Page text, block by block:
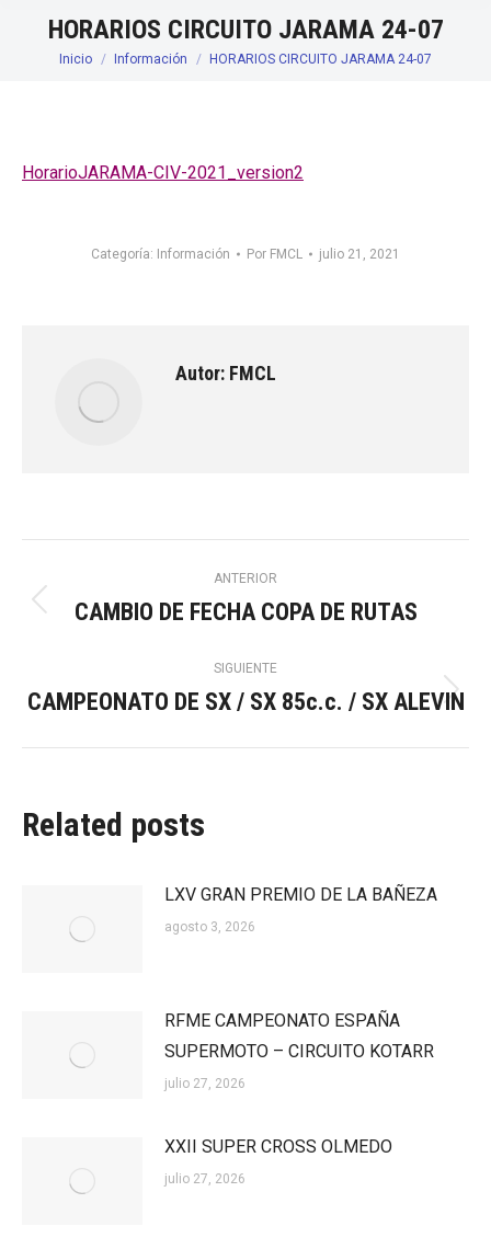
HORARIOS CIRCUITO JARAMA 24-07
Estás aquí:
Inicio Información HORARIOS CIRCUITO JARAMA 24-07
HorarioJARAMA-CIV-2021_version2
Categoría: Información Por FMCL julio 21, 2021
Autor: FMCL
Navegación
entre
publicaciones
ANTERIOR
Publicación
CAMBIO DE FECHA COPA DE RUTAS
SIGUIENTE
Publicación
CAMPEONATO DE SX / SX 85c.c. / SX ALEVIN
Related posts
LXV GRAN PREMIO DE LA BAÑEZA
agosto 3, 2026
RFME CAMPEONATO ESPAÑA
SUPERMOTO – CIRCUITO KOTARR
julio 27, 2026
XXII SUPER CROSS OLMEDO
julio 27, 2026